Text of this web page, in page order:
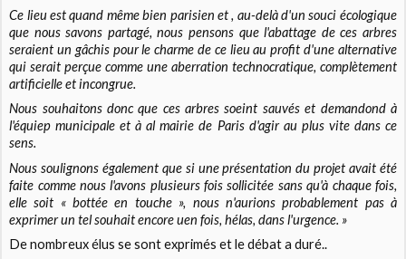
Ce lieu est quand même bien parisien et , au-delà d'un souci écologique
que nous savons partagé, nous pensons que l'abattage de ces arbres
seraient un gâchis pour le charme de ce lieu au profit d'une alternative
qui serait perçue comme une aberration technocratique, complètement
artificielle et incongrue.
Nous souhaitons donc que ces arbres soeint sauvés et demandond à
l'équiep municipale et à al mairie de Paris d'agir au plus vite dans ce
sens.
Nous soulignons également que si une présentation du projet avait été
faite comme nous l'avons plusieurs fois sollicitée sans qu'à chaque fois,
elle soit « bottée en touche », nous n'aurions probablement pas à
exprimer un tel souhait encore uen fois, hélas, dans l'urgence. »
De nombreux élus se sont exprimés et le débat a duré..